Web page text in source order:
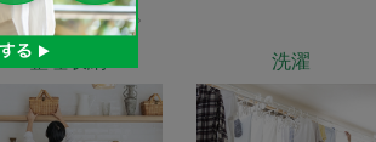
下記となります。
整理収納 洗濯